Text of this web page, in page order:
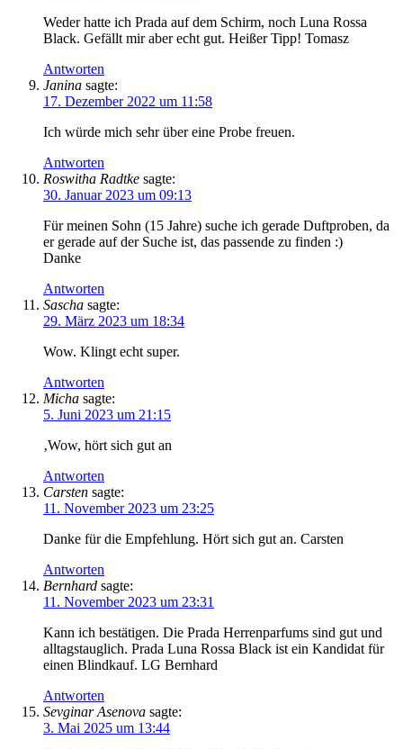
Weder hatte ich Prada auf dem Schirm, noch Luna Rossa
Black. Gefällt mir aber echt gut. Heißer Tipp! Tomasz
Antworten
Janina sagte:
17. Dezember 2022 um 11:58
Ich würde mich sehr über eine Probe freuen.
Antworten
Roswitha Radtke sagte:
30. Januar 2023 um 09:13
Für meinen Sohn (15 Jahre) suche ich gerade Duftproben, da
er gerade auf der Suche ist, das passende zu finden :)
Danke
Antworten
Sascha sagte:
29. März 2023 um 18:34
Wow. Klingt echt super.
Antworten
Micha sagte:
5. Juni 2023 um 21:15
‚Wow, hört sich gut an
Antworten
Carsten sagte:
11. November 2023 um 23:25
Danke für die Empfehlung. Hört sich gut an. Carsten
Antworten
Bernhard sagte:
11. November 2023 um 23:31
Kann ich bestätigen. Die Prada Herrenparfums sind gut und
alltagstauglich. Prada Luna Rossa Black ist ein Kandidat für
einen Blindkauf. LG Bernhard
Antworten
Sevginar Asenova sagte:
3. Mai 2025 um 13:44